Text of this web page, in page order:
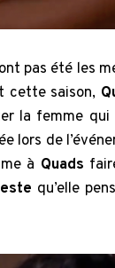
pas été les
cette saison,
la femme
lors de
à Quads
qu’elle